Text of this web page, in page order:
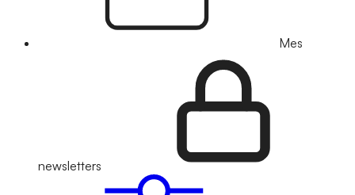
Mes
newsletters